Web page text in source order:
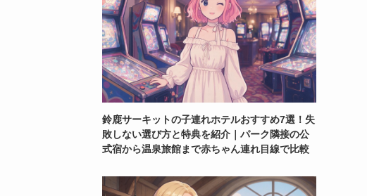
鈴鹿サーキットの子連れホテルおすすめ7選！失
敗しない選び方と特典を紹介｜パーク隣接の公
式宿から温泉旅館まで赤ちゃん連れ目線で比較